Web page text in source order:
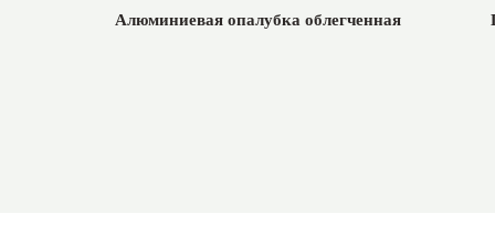
Алюминиевая опалубка облегченная
Фанера ламинированная